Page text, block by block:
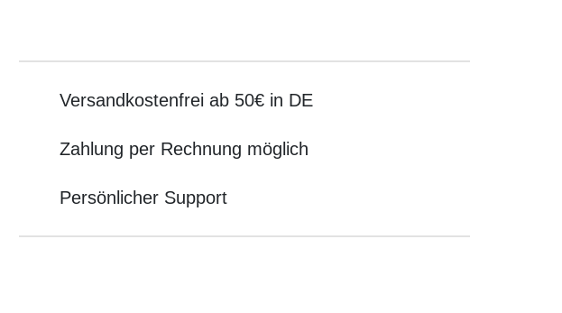
Versandkostenfrei ab 50€ in DE
Zahlung per Rechnung möglich
Persönlicher Support